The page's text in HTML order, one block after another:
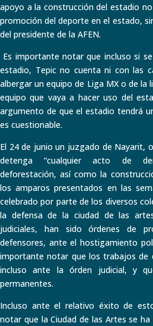
apoyo a la construcción del estadio
promoción del deporte en el estado,
del presidente de la AFEN.
Es importante notar que incluso si
estadio, Tepic no cuenta ni con las
albergar un equipo de Liga MX o de la
equipo que vaya a hacer uso del
argumento de que el estadio tendrá
es cuestionable.
El 24 de junio un juzgado de Nayarit,
detenga “cualquier acto de
deforestación, así como la
los amparos presentados en las
celebrado por parte de los diversos
la defensa de la ciudad de las
judiciales, han sido órdenes de
defensores, ante el hostigamiento
importante notar que los trabajos de
incluso ante la órden judicial, y
permanentes.
Incluso ante el relativo éxito de
notar que la Ciudad de las Artes se